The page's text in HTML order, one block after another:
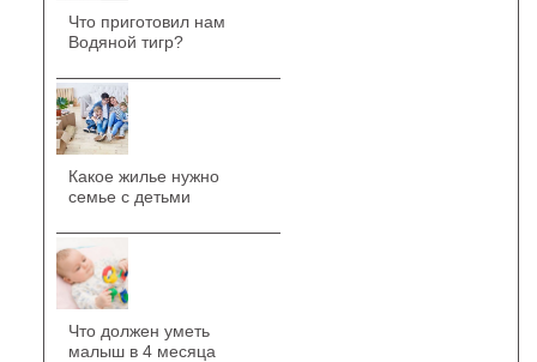
Что приготовил нам
Водяной тигр?
Какое жилье нужно
семье с детьми
Что должен уметь
малыш в 4 месяца